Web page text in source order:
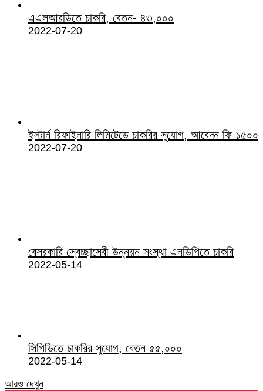
এএলআরডিতে চাকরি, বেতন- ৪৩,০০০
2022-07-20
ইস্টার্ন রিফাইনারি লিমিটেডে চাকরির সুযোগ, আবেদন ফি ১৫০০
2022-07-20
বেসরকারি স্বেচ্ছাসেবী উন্নয়ন সংস্থা এনডিপিতে চাকরি
2022-05-14
সিপিডিতে চাকরির সুযোগ, বেতন ৫৫,০০০
2022-05-14
আরও দেখুন